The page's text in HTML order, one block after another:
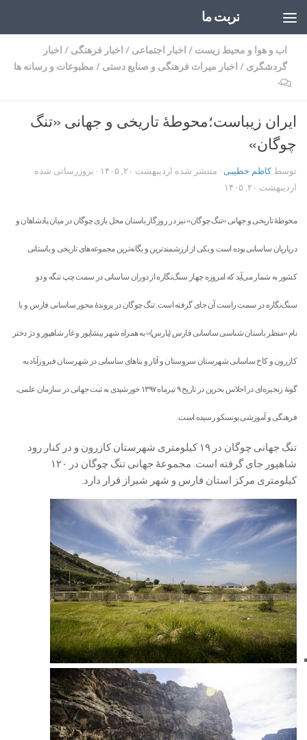
تربت ما
اب و هوا و محیط زیست / اخبار اجتماعی / اخبار فرهنگی / اخبار
گردشگری / اخبار میراث فرهنگی و صنایع دستی / مطبوعات و رسانه ها
۰
ایران زیباست؛محوطۀ تاریخی و جهانی «تنگ
چوگان»
توسطکاظم خطیبی · منتشر شده اردیبهشت ۲۰, ۱۴۰۵
· بروزرسانی شده
اردیبهشت ۲۰, ۱۴۰۵
محوطۀ تاریخی و جهانی «تنگ چوگان» نیز در روزگار باستان محل بازی چوگان در میان پادشاهان و
درباریان ساسانی بوده است و یکی از ارزشمندترین و یگانه‌ترین مجموعه‌های تاریخی و باستانی
کشور به شمار می‌آید که امروزه چهار سنگ‌نگاره از دوران ساسانی در سمت چپ تنگه و دو
سنگ‌نگاره در سمت راست آن جای گرفته است. تنگ چوگان در پروندۀ محور ساسانی فارس و با
نام «منظر باستان شناسی ساسانی فارس (پارس)» به همراه شهر بیشاپور و غار شاهپور و دژ دختر
کازرون و کاخ ساسانی شهرستان سروستان و آثار و بناهای ساسانی در شهرستان فیروزآباد به
گونۀ زنجیره‌ای در اجلاس بحرین در تاریخ ۹ تیرماه ۱۳۹۷ خورشیدی به ثبت جهانی در سازمان علمی،
فرهنگی و آموزشی یونسکو رسیده است.
تنگ جهانی چوگان در ۱۹ کیلومتری شهرستان کازرون و در کنار رود
شاهپور جای گرفته است. مجموعۀ جهانی تنگ چوگان در ۱۲۰
کیلومتری مرکز استان فارس و شهر شیراز قرار دارد.